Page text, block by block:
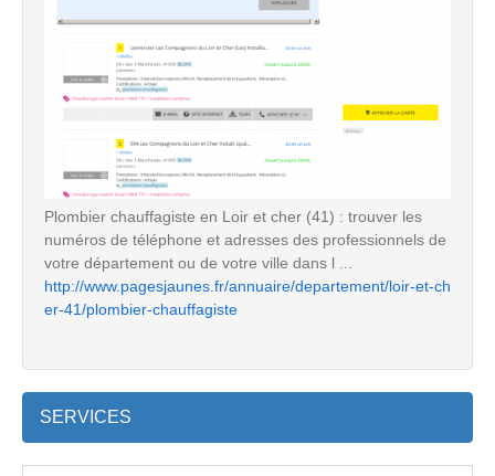
Plombier chauffagiste en Loir et cher (41) : trouver les
numéros de téléphone et adresses des professionnels de
votre département ou de votre ville dans l ...
http://www.pagesjaunes.fr/annuaire/departement/loir-et-ch
er-41/plombier-chauffagiste
SERVICES